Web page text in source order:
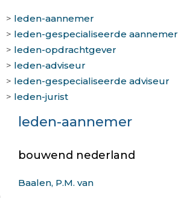
> leden-aannemer
> leden-gespecialiseerde aannemer
> leden-opdrachtgever
> leden-adviseur
> leden-gespecialiseerde adviseur
> leden-jurist
leden-aannemer
bouwend nederland
Baalen, P.M. van